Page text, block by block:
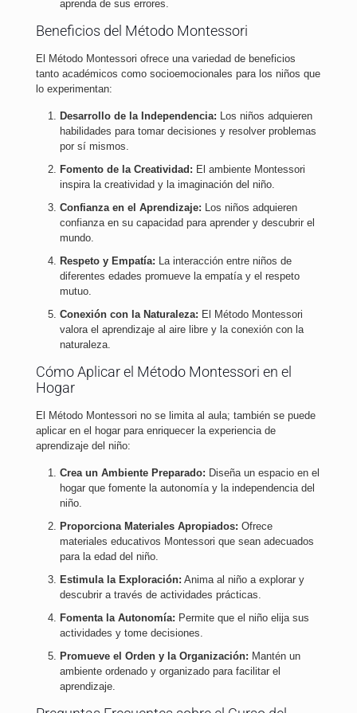
aprenda de sus errores.
Beneficios del Método Montessori
El Método Montessori ofrece una variedad de beneficios
tanto académicos como socioemocionales para los niños que
lo experimentan:
Desarrollo de la Independencia: Los niños adquieren
habilidades para tomar decisiones y resolver problemas
por sí mismos.
Fomento de la Creatividad: El ambiente Montessori
inspira la creatividad y la imaginación del niño.
Confianza en el Aprendizaje: Los niños adquieren
confianza en su capacidad para aprender y descubrir el
mundo.
Respeto y Empatía: La interacción entre niños de
diferentes edades promueve la empatía y el respeto
mutuo.
Conexión con la Naturaleza: El Método Montessori
valora el aprendizaje al aire libre y la conexión con la
naturaleza.
Cómo Aplicar el Método Montessori en el
Hogar
El Método Montessori no se limita al aula; también se puede
aplicar en el hogar para enriquecer la experiencia de
aprendizaje del niño:
Crea un Ambiente Preparado: Diseña un espacio en el
hogar que fomente la autonomía y la independencia del
niño.
Proporciona Materiales Apropiados: Ofrece
materiales educativos Montessori que sean adecuados
para la edad del niño.
Estimula la Exploración: Anima al niño a explorar y
descubrir a través de actividades prácticas.
Fomenta la Autonomía: Permite que el niño elija sus
actividades y tome decisiones.
Promueve el Orden y la Organización: Mantén un
ambiente ordenado y organizado para facilitar el
aprendizaje.